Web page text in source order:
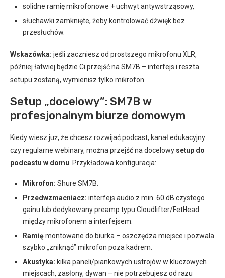
solidne ramię mikrofonowe + uchwyt antywstrząsowy,
słuchawki zamknięte, żeby kontrolować dźwięk bez
przesłuchów.
Wskazówka: jeśli zaczniesz od prostszego mikrofonu XLR,
później łatwiej będzie Ci przejść na SM7B – interfejs i reszta
setupu zostaną, wymienisz tylko mikrofon.
Setup „docelowy”: SM7B w
profesjonalnym biurze domowym
Kiedy wiesz już, że chcesz rozwijać podcast, kanał edukacyjny
czy regularne webinary, można przejść na docelowy setup do
podcastu w domu . Przykładowa konfiguracja:
Mikrofon: Shure SM7B.
Przedwzmacniacz: interfejs audio z min. 60 dB czystego
gainu lub dedykowany preamp typu Cloudlifter/FetHead
między mikrofonem a interfejsem.
Ramięmontowane do biurka – oszczędza miejsce i pozwala
szybko „zniknąć” mikrofon poza kadrem.
Akustyka: kilka paneli/piankowych ustrojów w kluczowych
miejscach, zasłony, dywan – nie potrzebujesz od razu